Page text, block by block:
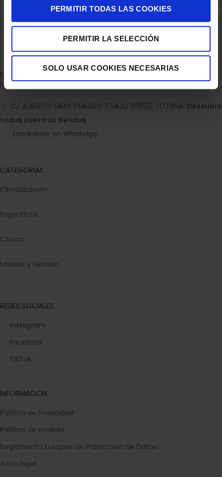
PERMITIR TODAS LAS COOKIES
PERMITIR LA SELECCIÓN
SOLO USAR COOKIES NECESARIAS
Empresa dedicada a la venta de accesorios para el hogar con
la experiencia de 36 años.
C/ ALBERTO GRAY PEINADO 11 BAJO 30850, TOTANA. Descubre
todas nuestras tiendas
Escríbenos en WhatsApp
CATEGORÍAS
Climatización
Frigoríficos
Cocina
Lavado y Secado
REDES SOCIALES
Instagram
Facebook
TikTok
INFORMACIÓN
Política de Privacidad
Política de cookies
Reglamento Europeo de Protección de Datos
Aviso legal